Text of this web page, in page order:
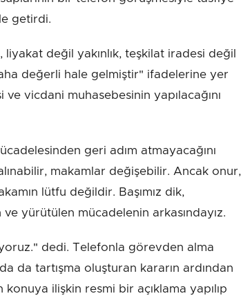
getirdi.
liyakat değil yakınlık, teşkilat iradesi değil
değerli hale gelmiştir" ifadelerine yer
vicdani muhasebesinin yapılacağını
geri adım atmayacağını
makamlar değişebilir. Ancak onur,
lütfu değildir. Başımız dik,
yürütülen mücadelenin arkasındayız.
dedi. Telefonla görevden alma
da tartışma oluşturan kararın ardından
ilişkin resmi bir açıklama yapılıp